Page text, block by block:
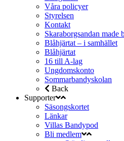
Våra policyer
Styrelsen
Kontakt
Skaraborgsandan
Blåhjärtat – i samhället
Blåhjärtat
16 till A-lag
Ungdomskonto
Sommarbandyskolan
Back
Supporter
Säsongskortet
Länkar
Villas Bandypod
Bli medlem